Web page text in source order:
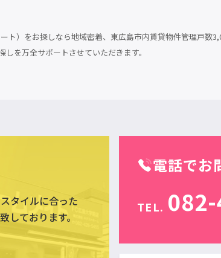
ト）をお探しなら地域密着、東広島市内賃貸物件管理戸数
を万全サポートさせていただきます。
タイルに合った
しております。
電話でお
TEL.